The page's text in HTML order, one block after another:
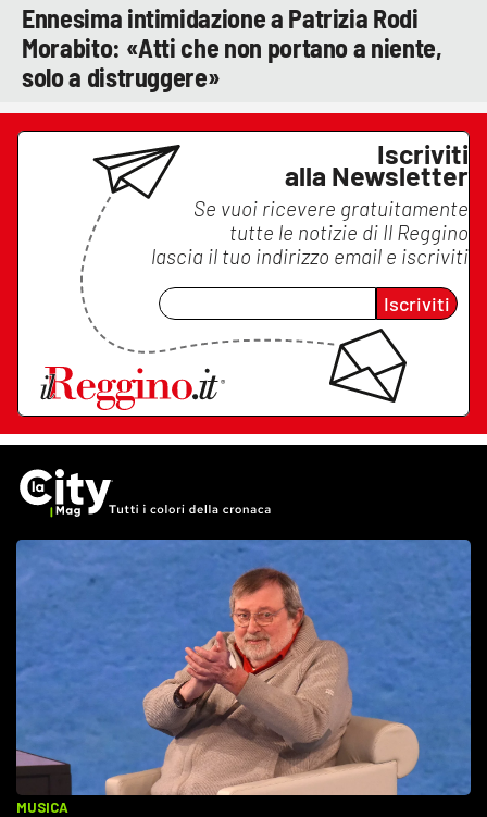
Ennesima intimidazione a Patrizia Rodi
Morabito: «Atti che non portano a niente,
solo a distruggere»
Iscriviti
alla Newsletter
Se vuoi ricevere gratuitamente
tutte le notizie di Il Reggino
lascia il tuo indirizzo email e iscriviti
Iscriviti